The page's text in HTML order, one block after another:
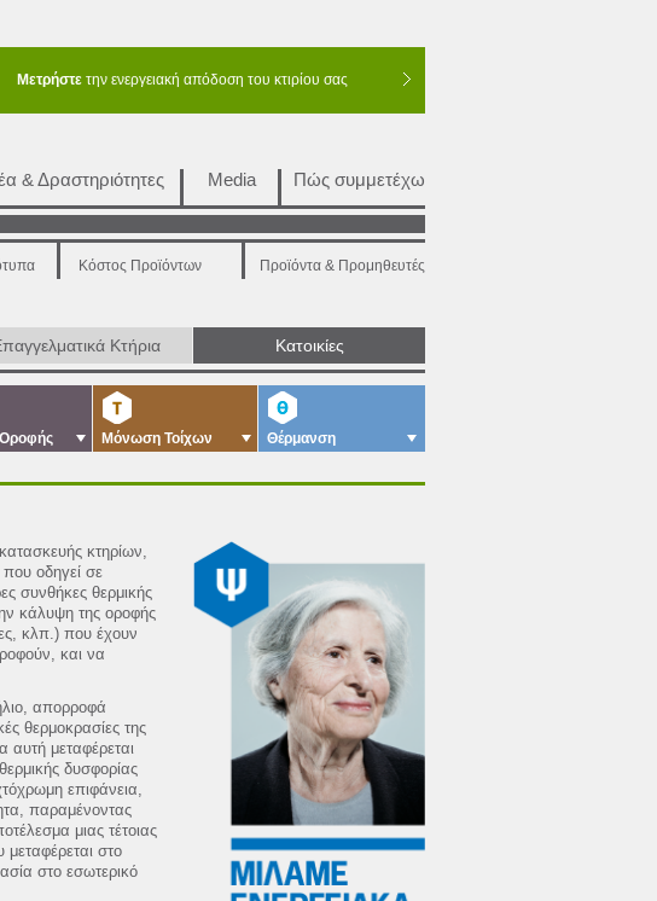
Μετρήστετην ενεργειακή απόδοση του κτιρίου σας
& Δραστηριότητες Media Πώς συμμετέχω
Κόστος Προϊόντων Προϊόντα & Προμηθευτές
Κτήρια Κατοικίες
Μόνωση Τοίχων Θέρμανση
κτηρίων,
που οδηγεί σε
συνθήκες θερμικής
κάλυψη της οροφής
κλπ.) που έχουν
και να
απορροφά
θερμοκρασίες της
αυτή μεταφέρεται
δυσφορίας
επιφάνεια,
παραμένοντας
μιας τέτοιας
στο
στο εσωτερικό